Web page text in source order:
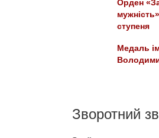
Орден
мужність»
ступеня
Медаль
Зворотний